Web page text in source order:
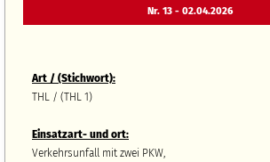
Nr. 13 - 02.04.2026
Art / (Stichwort):
THL / (THL 1)
Einsatzart- und ort:
Verkehrsunfall mit zwei PKW,